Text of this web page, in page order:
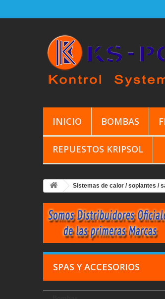
INICIO BOMBAS
REPUESTOS KRIPSOL
Sistemas de calor / soplantes /
SPAS Y ACCESORIOS